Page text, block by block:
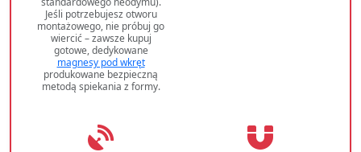
Jeśli potrzebujesz otworu
montażowego, nie próbuj go
wiercić – zawsze kupuj
gotowe, dedykowane
magnesy pod wkręt
produkowane bezpieczną
metodą spiekania z formy.